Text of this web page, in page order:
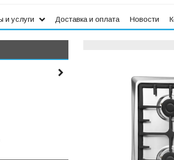
и услуги Доставка и оплата Новости